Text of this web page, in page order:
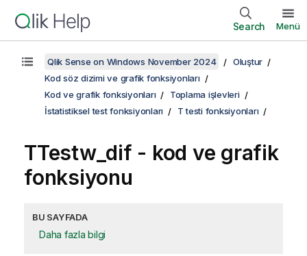
Search Menü
Qlik Sense on Windows November 2024
Oluştur
Kod söz dizimi ve grafik fonksiyonları
Kod ve grafik fonksiyonları
Toplama işlevleri
İstatistiksel test fonksiyonları
T testi fonksiyonları
TTestw_dif - kod ve grafik
fonksiyonu
BU SAYFADA
Daha fazla bilgi